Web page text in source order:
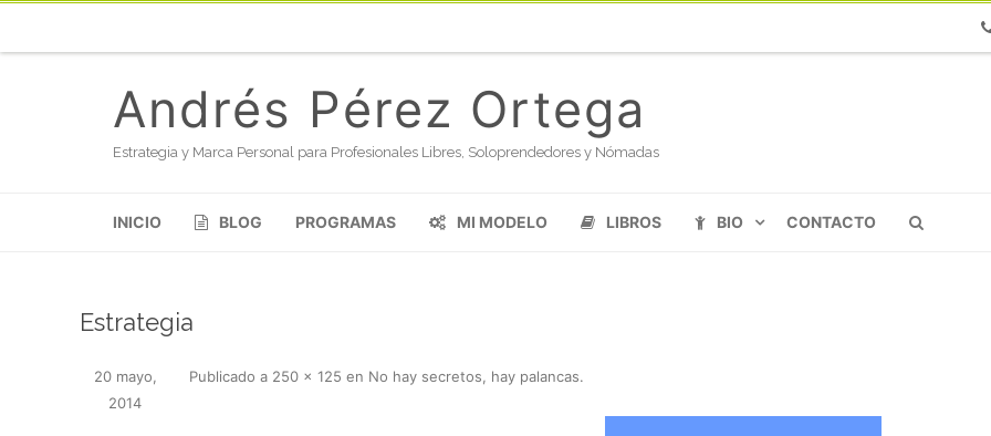
Andrés Pérez Ortega
Estrategia y Marca Personal para Profesionales Libres, Soloprendedores y Nómadas
INICIO BLOG PROGRAMAS MI MODELO LIBROS BIO CONTACTO
Estrategia
Publicado
20 mayo,
2014
a 250 × 125 en No hay secretos, hay palancas.